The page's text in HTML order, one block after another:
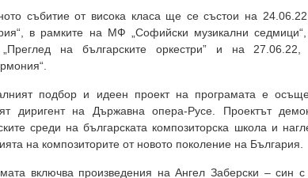
събитие от висока класа ще се състои на
в рамките на МФ „Софийски музикални
„Преглед на българските оркестри” и на
подбор и идеен проект на програмата е
диригент на Държавна опера-Русе. Проектът
среди на българската композиторска школа и
на композиторите от новото поколение на България.
включва произведения наАнгел Заберски – син с